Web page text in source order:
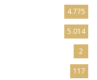
4.775
5.014
2
117